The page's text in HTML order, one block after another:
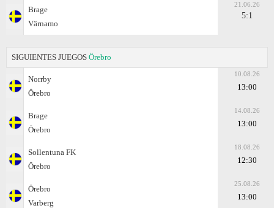
Brage
Värnamo
21.06.26
5:1
SIGUIENTES JUEGOS Örebro
Norrby
Örebro
10.08.26
13:00
Brage
Örebro
14.08.26
13:00
Sollentuna FK
Örebro
18.08.26
12:30
Örebro
Varberg
25.08.26
13:00